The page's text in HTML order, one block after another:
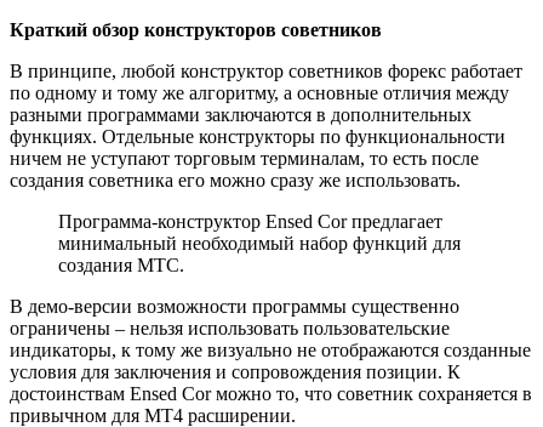
Краткий обзор конструкторов советников
В принципе, любой конструктор советников форекс работает
по одному и тому же алгоритму, а основные отличия между
разными программами заключаются в дополнительных
функциях. Отдельные конструкторы по функциональности
ничем не уступают торговым терминалам, то есть после
создания советника его можно сразу же использовать.
Программа-конструктор Ensed Cor предлагает
минимальный необходимый набор функций для
создания МТС.
В демо-версии возможности программы существенно
ограничены – нельзя использовать пользовательские
индикаторы, к тому же визуально не отображаются созданные
условия для заключения и сопровождения позиции. К
достоинствам Ensed Cor можно то, что советник сохраняется в
привычном для MT4 расширении.